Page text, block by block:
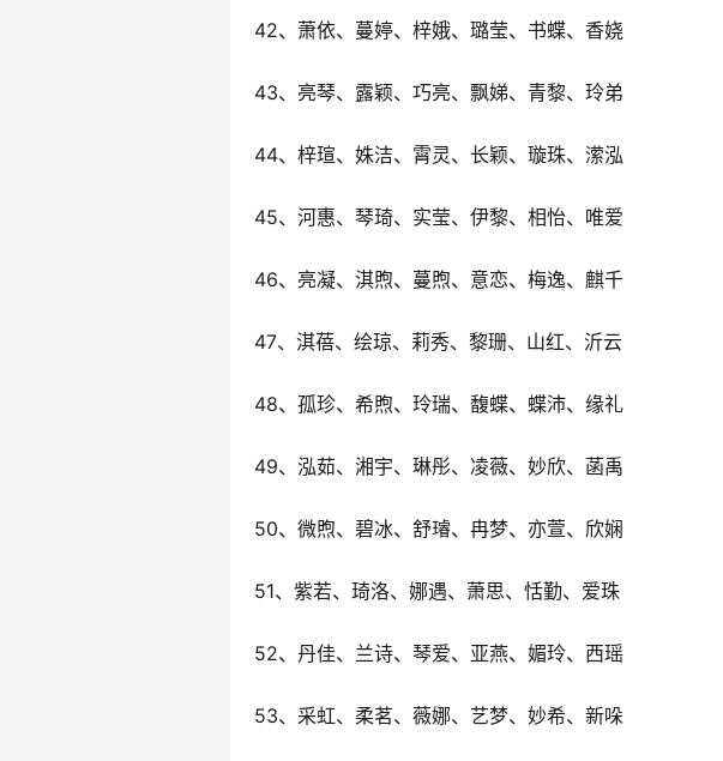
42、萧依、蔓婷、梓娥、璐莹、书蝶、香娆
43、亮琴、露颖、巧亮、飘娣、青黎、玲弟
44、梓瑄、姝洁、霄灵、长颖、璇珠、潆泓
45、河惠、琴琦、实莹、伊黎、相怡、唯爱
46、亮凝、淇煦、蔓煦、意恋、梅逸、麒千
47、淇蓓、绘琼、莉秀、黎珊、山红、沂云
48、孤珍、希煦、玲瑞、馥蝶、蝶沛、缘礼
49、泓茹、湘宇、琳彤、凌薇、妙欣、菡禹
50、微煦、碧冰、舒璿、冉梦、亦萱、欣娴
51、紫若、琦洛、娜遇、萧思、恬勤、爱珠
52、丹佳、兰诗、琴爱、亚燕、媚玲、西瑶
53、采虹、柔茗、薇娜、艺梦、妙希、新哚